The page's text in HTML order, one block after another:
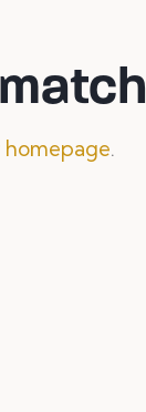
homepage.